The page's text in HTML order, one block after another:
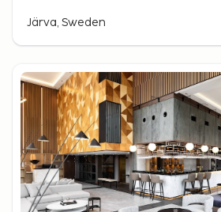
Järva, Sweden